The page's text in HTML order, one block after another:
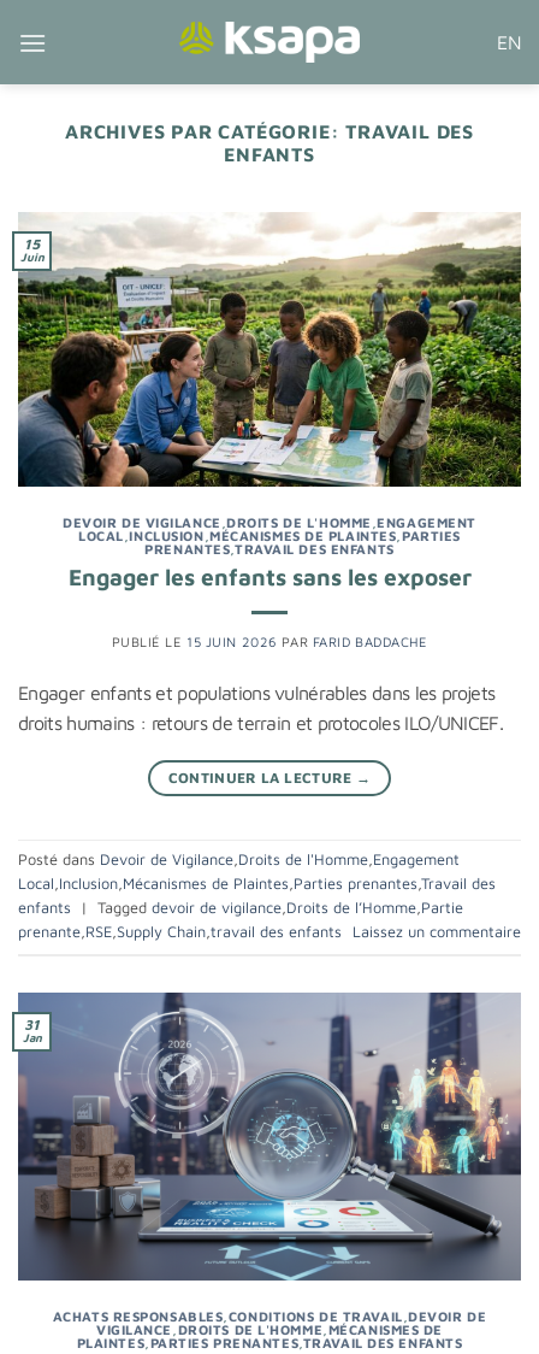
EN
ARCHIVES PAR CATÉGORIE:TRAVAIL DES
ENFANTS
15
Juin
DEVOIR DE VIGILANCE ,DROITS DE L'HOMME ,ENGAGEMENT
LOCAL ,INCLUSION ,MÉCANISMES DE PLAINTES PARTIES
PRENANTES TRAVAIL DES ENFANTS
Engager les enfants sans les exposer
PUBLIÉ LE 15 JUIN 2026 PAR FARID BADDACHE
Engager enfants et populations vulnérables dans les projets
droits humains : retours de terrain et protocoles ILO/UNICEF.
CONTINUER LA LECTURE →
Posté dans Devoir de Vigilance,Droits de l'Homme,Engagement
Local,Inclusion,Mécanismes de Plaintes,Parties prenantes,Travail des
enfants
| Tagged devoir de vigilance,Droits de l’Homme,Partie
prenante,RSE,Supply Chain,travail des enfants Laissez un commentaire
31
Jan
ACHATS RESPONSABLES CONDITIONS DE TRAVAIL ,DEVOIR DE
VIGILANCE DROITS DE L'HOMME MÉCANISMES DE
PLAINTES PARTIES PRENANTES TRAVAIL DES ENFANTS